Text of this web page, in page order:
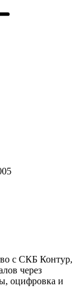
с СКБ Контур,
через
оцифровка и